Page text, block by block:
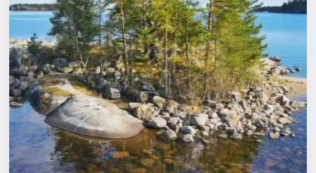
Города
Площадки
Артисты
Рейтинги